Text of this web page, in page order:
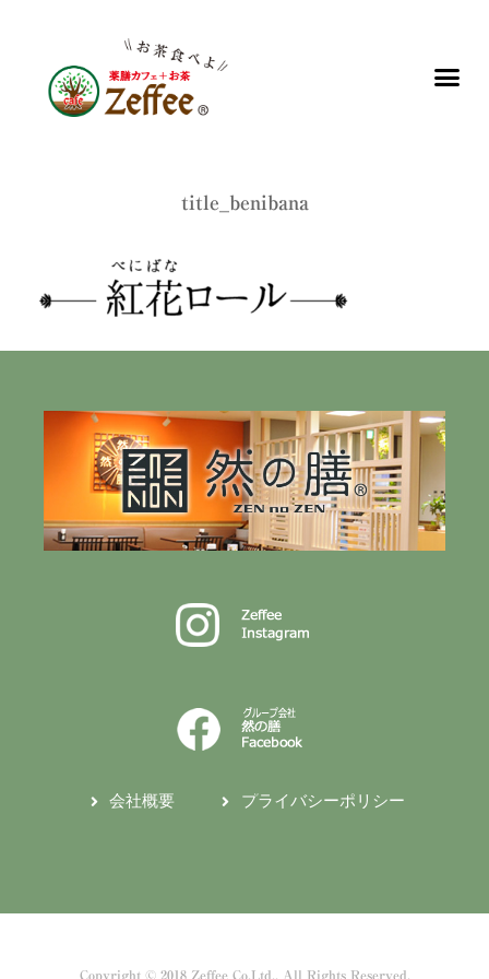
title_benibana
会社概要 プライバシーポリシー
Copyright © 2018 Zeffee Co.Ltd,. All Rights Reserved.